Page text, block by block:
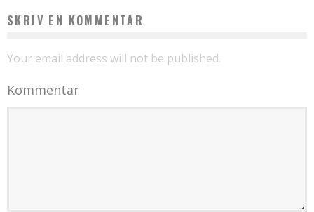
SKRIV EN KOMMENTAR
Your email address will not be published.
Kommentar